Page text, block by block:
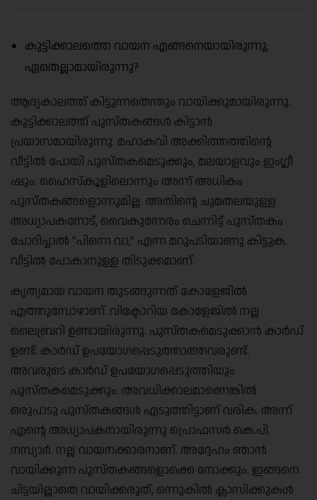
കുട്ടിക്കാലത്തെ വായന എങ്ങനെയായിരുന്നു,
ഏതെല്ലാമായിരുന്നു?
ആദ്യകാലത്ത് കിട്ടുന്നതെന്തും വായിക്കുമായിരുന്നു.
കുട്ടിക്കാലത്ത് പുസ്തകങ്ങൾ കിട്ടാൻ
പ്രയാസമായിരുന്നു. മഹാകവി അക്കിത്തത്തിൻ്റെ
വീട്ടിൽ പോയി പുസ്തകമെടുക്കും, മലയാളവും ഇംഗ്ലീ
ഷും. ഹൈസ്‌കൂളിലൊന്നും അന്ന് അധികം
പുസ്തകങ്ങളൊന്നുമില്ല. അതിൻ്റെ ചുമതലയുള്ള
അധ്യാപകനോട്, വൈകുന്നേരം ചെന്നിട്ട് പുസ്തകം
ചോദിച്ചാൽ ”പിന്നെ വാ,” എന്ന മറുപടിയാണു കിട്ടുക.
വീട്ടിൽ പോകാനുള്ള തിടുക്കമാണ്.
കൃത്യമായ വായന തുടങ്ങുന്നത് കോളേജിൽ
എത്തുമ്പോഴാണ്. വിക്ടോറിയ കോളേജിൽ നല്ല
ലൈബ്രറി ഉണ്ടായിരുന്നു. പുസ്തകമെടുക്കാൻ കാർഡ്
ഉണ്ട്. കാർഡ് ഉപയോഗപ്പെടുത്താത്തവരുണ്ട്.
അവരുടെ കാർഡ് ഉപയോഗപ്പെടുത്തിയും
പുസ്തകമെടുക്കും. അവധിക്കാലമാണെങ്കിൽ
ഒരുപാടു പുസ്തകങ്ങൾ എടുത്തിട്ടാണ് വരിക. അന്ന്
എൻ്റെ അധ്യാപകനായിരുന്നു പ്രൊഫസർ കെ.പി.
നമ്പ്യാർ. നല്ല വായനക്കാരനാണ്. അദ്ദേഹം ഞാൻ
വായിക്കുന്ന പുസ്തകങ്ങളൊക്കെ നോക്കും. ഇങ്ങനെ
ചിട്ടയില്ലാതെ വായിക്കരുത്, ഒന്നുകിൽ ക്ലാസിക്കുകൾ